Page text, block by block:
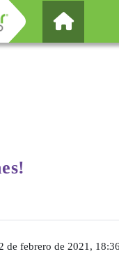
de febrero de 2021, 18:36